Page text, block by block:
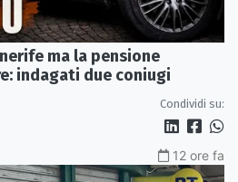
ma la pensione
indagati due coniugi
Condividi su:
12 ore fa